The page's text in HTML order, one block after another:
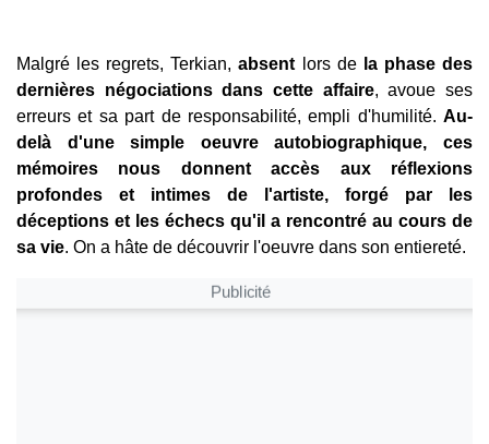
Malgré les regrets, Terkian,absent lors dela phase des
dernières négociations dans cette affaire, avoue ses
erreurs et sa part de responsabilité, empli d'humilité. Au-
delà d'une simple oeuvre autobiographique, ces
mémoires nous donnent accès aux réflexions
profondes et intimes de l'artiste, forgé par les
déceptions et les échecs qu'il a rencontré au cours de
sa vie. On a hâte de découvrir l'oeuvre dans son entiereté.
Publicité